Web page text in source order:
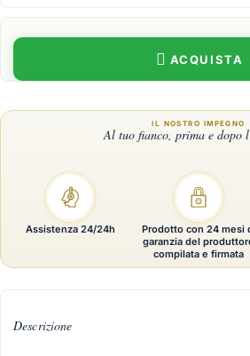
ACQUISTA
Descrizione
Assistenza 24/24h
Prodotto con 24 mesi
garanzia del
compilata e firmata